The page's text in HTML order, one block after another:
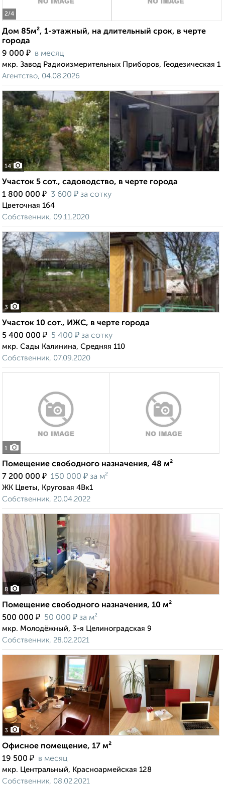
2/4
Дом 85м², 1-этажный, на длительный срок, в черте
города
9 000 ₽ в месяц
мкр. Завод Радиоизмерительных Приборов, Геодезическая 1
Агентство, 04.08.2026
14
Участок 5 сот., садоводство, в черте города
1 800 000 ₽ 3 600 ₽ за сотку
Цветочная 164
Собственник, 09.11.2020
3
Участок 10 сот., ИЖС, в черте города
5 400 000 ₽ 5 400 ₽ за сотку
мкр. Сады Калинина, Средняя 110
Собственник, 07.09.2020
1
Помещение свободного назначения, 48 м²
7 200 000 ₽ 150 000 ₽ за м²
ЖК Цветы, Круговая 4Вк1
Собственник, 20.04.2022
8
Помещение свободного назначения, 10 м²
500 000 ₽ 50 000 ₽ за м²
мкр. Молодёжный, 3-я Целиноградская 9
Собственник, 28.02.2021
3
Офисное помещение, 17 м²
19 500 ₽ в месяц
мкр. Центральный, Красноармейская 128
Собственник, 08.02.2021